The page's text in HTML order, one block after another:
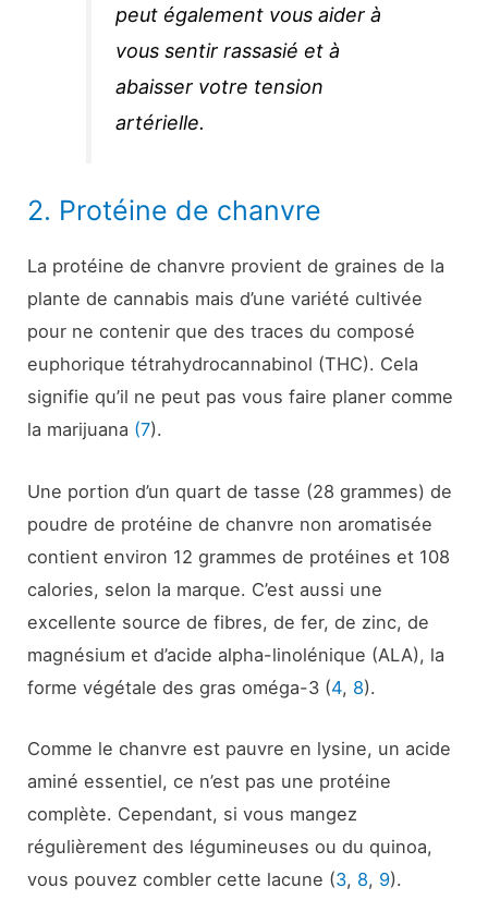
peut également vous aider à
vous sentir rassasié et à
abaisser votre tension
artérielle.
2. Protéine de chanvre
La protéine de chanvre provient de graines de la
plante de cannabis mais d’une variété cultivée
pour ne contenir que des traces du composé
euphorique tétrahydrocannabinol (THC). Cela
signifie qu’il ne peut pas vous faire planer comme
la marijuana (7).
Une portion d’un quart de tasse (28 grammes) de
poudre de protéine de chanvre non aromatisée
contient environ 12 grammes de protéines et 108
calories, selon la marque. C’est aussi une
excellente source de fibres, de fer, de zinc, de
magnésium et d’acide alpha-linolénique (ALA), la
forme végétale des gras oméga-3 (4, 8).
Comme le chanvre est pauvre en lysine, un acide
aminé essentiel, ce n’est pas une protéine
complète. Cependant, si vous mangez
régulièrement des légumineuses ou du quinoa,
vous pouvez combler cette lacune (3, 8, 9).